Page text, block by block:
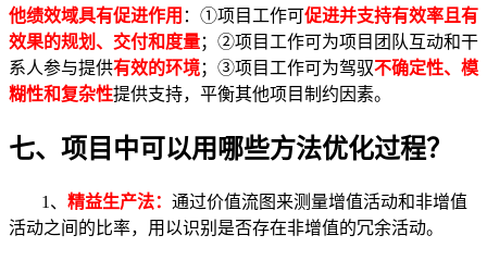
他绩效域具有促进作用 ：①项目工作可促进并支持有效率且有
效果的规划、交付和度量；②项目工作可为项目团队互动和干
系人参与提供有效的环境；③项目工作可为驾驭不确定性、模
糊性和复杂性提供支持，平衡其他项目制约因素。
七、项目中可以用哪些方法优化过程？
1、 精益生产法： 通过价值流图来测量增值活动和非增值
活动之间的比率，用以识别是否存在非增值的冗余活动。